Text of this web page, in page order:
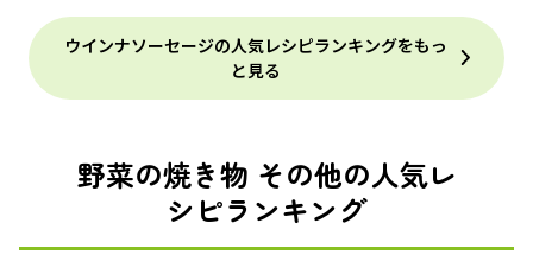
ウインナソーセージの人気レシピランキングをもっ
と見る
野菜の焼き物 その他の人気レ
シピランキング